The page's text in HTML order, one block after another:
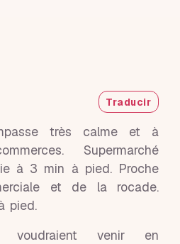
Traducir
très calme et à
Supermarché
à 3 min à pied. Proche
et de la rocade.
pied.
venir en